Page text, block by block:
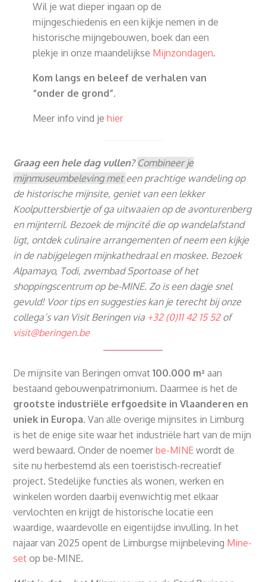
Wil je wat dieper ingaan op de
mijngeschiedenis en een kijkje nemen in de
historische mijngebouwen, boek dan een
plekje in onze maandelijkse Mijnzondagen.
Kom langs en beleef de verhalen van
“onder de grond”.
Meer info vind je hier
Graag een hele dag vullen? Combineer je
mijnmuseumbeleving met een prachtige wandeling op
de historische mijnsite, geniet van een lekker
Koolputtersbiertje of ga uitwaaien op de avonturenberg
en mijnterril. Bezoek de mijncité die op wandelafstand
ligt, ontdek culinaire arrangementen of neem een kijkje
in de nabijgelegen mijnkathedraal en moskee. Bezoek
Alpamayo, Todi, zwembad Sportoase of het
shoppingscentrum op be-MINE. Zo is een dagje snel
gevuld! Voor tips en suggesties kan je terecht bij onze
collega’s van Visit Beringen via +32 (0)11 42 15 52of
visit@beringen.be
De mijnsite van Beringen omvat100.000 m² aan
bestaand gebouwenpatrimonium. Daarmee is het de
grootste industriële erfgoedsite in Vlaanderen en
uniek in Europa. Van alle overige mijnsites in Limburg
is het de enige site waar het industriële hart van de mijn
werd bewaard. Onder de noemerbe-MINE wordt de
site nu herbestemd als een toeristisch-recreatief
project. Stedelijke functies als wonen, werken en
winkelen worden daarbij evenwichtig met elkaar
vervlochten en krijgt de historische locatie een
waardige, waardevolle en eigentijdse invulling. In het
najaar van 2025 opent de Limburgse mijnbeleving Mine-
set op be-MINE.